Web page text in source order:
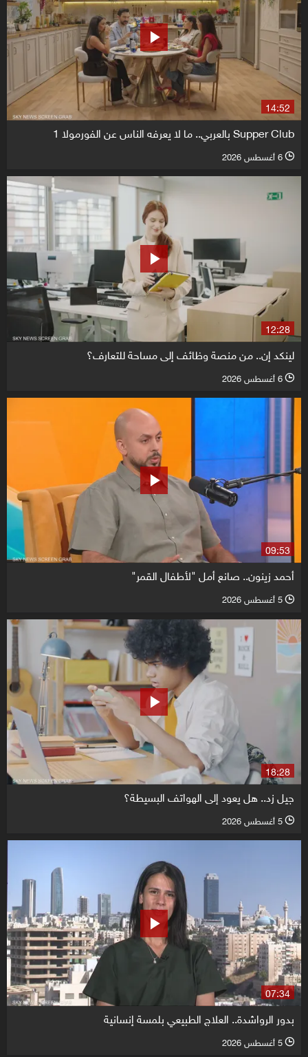
14:52
Supper Club بالعربي.. ما لا يعرفه الناس عن الفورمولا 1
l 6 أغسطس 2026
12:28
لينكد إن.. من منصة وظائف إلى مساحة للتعارف؟
l 6 أغسطس 2026
09:53
أحمد زينون.. صانع أمل "لأطفال القمر"
l 5 أغسطس 2026
18:28
جيل زد.. هل يعود إلى الهواتف البسيطة؟
l 5 أغسطس 2026
07:34
بدور الرواشدة.. العلاج الطبيعي بلمسة إنسانية
l 5 أغسطس 2026